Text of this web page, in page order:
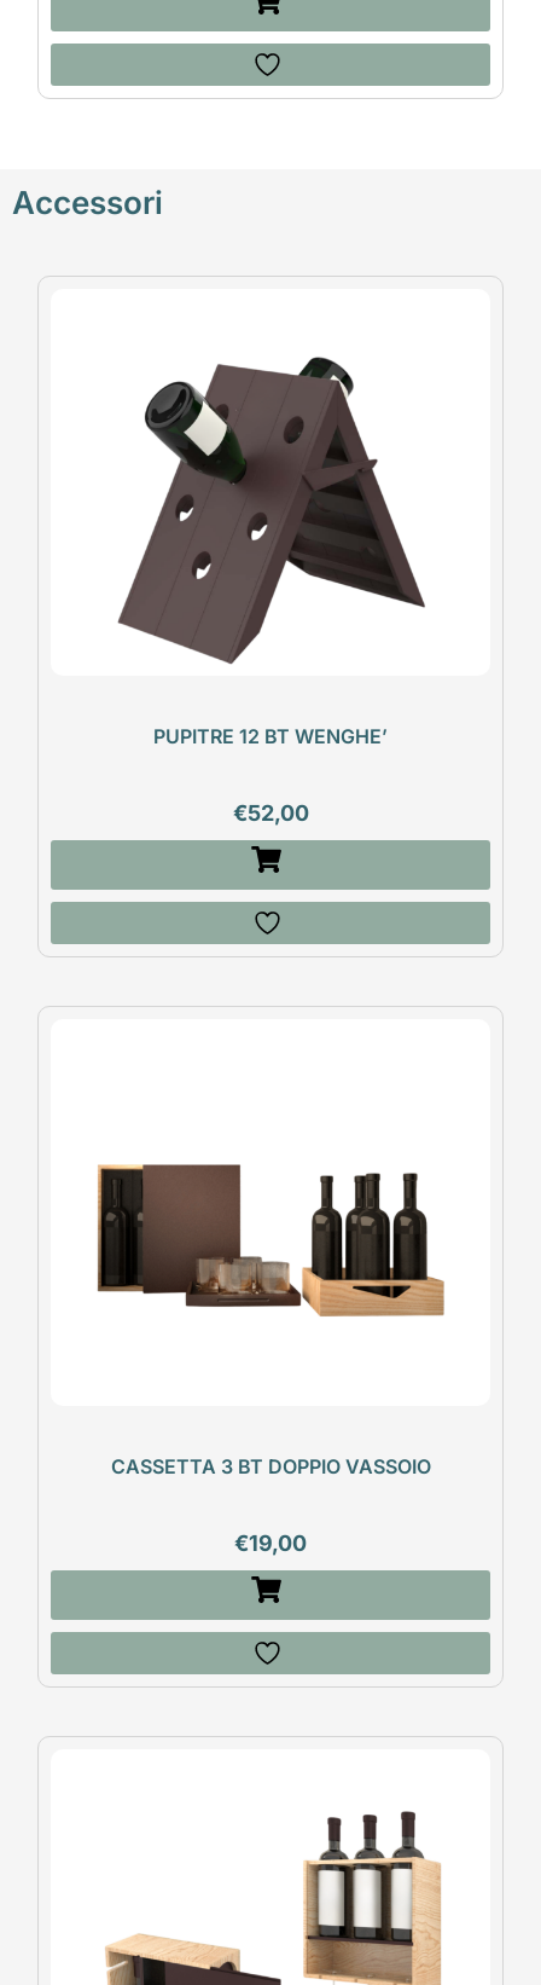
Accessori
PUPITRE 12 BT WENGHE’
€52,00
CASSETTA 3 BT DOPPIO VASSOIO
€19,00